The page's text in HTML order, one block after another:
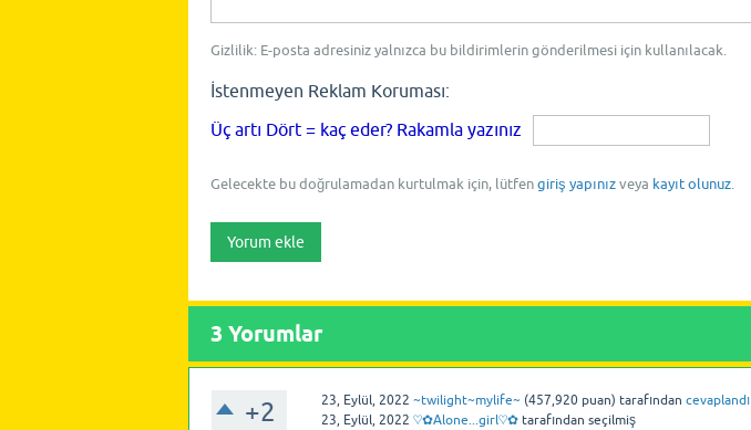
Gizlilik: E-posta adresiniz yalnızca bu bildirimlerin gönderilmesi için kullanılacak.
İstenmeyen Reklam Koruması:
Üç artı Dört = kaç eder? Rakamla yazınız
Gelecekte bu doğrulamadan kurtulmak için, lütfen giriş yapınız veya kayıt olunuz.
3 Yorumlar
+2 23, Eylül, 2022 ~twilight~mylife~ (457,920puan) tarafından cevaplandı
23, Eylül, 2022 ♡✿Alone...girl♡✿tarafından seçilmiş